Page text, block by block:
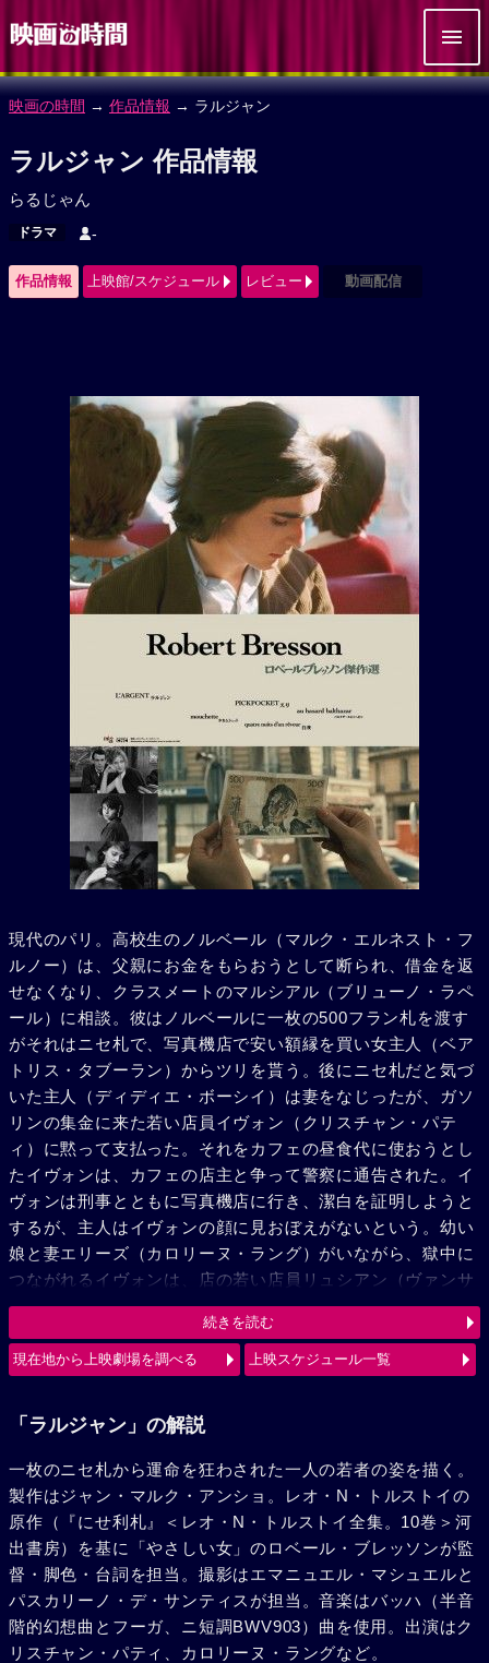
映画の時間 → 作品情報 → ラルジャン
ラルジャン 作品情報
らるじゃん
ドラマ -
作品情報 上映館/スケジュール レビュー 動画配信
現代のパリ。高校生のノルベール（マルク・エルネスト・フ
ルノー）は、父親にお金をもらおうとして断られ、借金を返
せなくなり、クラスメートのマルシアル（ブリューノ・ラペ
ール）に相談。彼はノルベールに一枚の500フラン札を渡す
がそれはニセ札で、写真機店で安い額縁を買い女主人（ベア
トリス・タブーラン）からツリを貰う。後にニセ札だと気づ
いた主人（ディディエ・ボーシイ）は妻をなじったが、ガソ
リンの集金に来た若い店員イヴォン（クリスチャン・パテ
ィ）に黙って支払った。それをカフェの昼食代に使おうとし
たイヴォンは、カフェの店主と争って警察に通告された。イ
ヴォンは刑事とともに写真機店に行き、潔白を証明しようと
するが、主人はイヴォンの顔に見おぼえがないという。幼い
娘と妻エリーズ（カロリーヌ・ラング）がいながら、獄中に
つながれるイヴォンは、店の若い店員リュシアン（ヴァンサ
ン・リステルッチ）の偽証で、有罪になってしまう。リュシ
アンに金で感謝する店主。執行猶予となり失職したイヴォン
は、銀行強盗に加わり再び逮捕され、3年の宣告で獄に入れ
は黙って去ってゆく。一方、リュシアンは写真機店をはじめ
次々と強盗を重ねていた。エリーズからの手紙で娘の病死を
知るイヴォン。妻も去り自殺を計るイヴォン。そのころリュ
シアンが逮捕されイヴォンと同じ刑務所に入ってくるが、や
がて脱獄する。刑務所を出たイヴォンは、世の中に復讐を誓
い、夜泊ったホテルの主人と妻を殺し金を奪った。町でふと
目のあった老婦人（シルヴィー・ヴァン・デン・エルセン）
の後をつけ、婦人の世話をうけるイヴォン。殺人を告白する
イヴォンに驚きの表情一つ見せない婦人。彼女は家族の面倒
を一手に引き受け一人で働いている。夜、一家を次々に惨殺
続きを読む
現在地から上映劇場を調べる 上映スケジュール一覧
「ラルジャン」の解説
一枚のニセ札から運命を狂わされた一人の若者の姿を描く。
製作はジャン・マルク・アンショ。レオ・N・トルストイの
原作（『にせ利札』＜レオ・N・トルストイ全集。10巻＞河
出書房）を基に「やさしい女」のロベール・ブレッソンが監
督・脚色・台詞を担当。撮影はエマニュエル・マシュエルと
パスカリーノ・デ・サンティスが担当。音楽はバッハ（半音
階的幻想曲とフーガ、ニ短調BWV903）曲を使用。出演はク
リスチャン・パティ、カロリーヌ・ラングなど。